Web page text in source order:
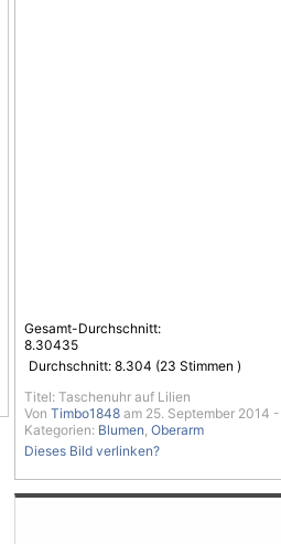
Gesamt-Durchschnitt:
8.30435
Durchschnitt: 8.304 (23 Stimmen )
Titel: Taschenuhr auf Lilien
Von Timbo1848 am 25. September 2014
Kategorien: Blumen, Oberarm
Dieses Bild verlinken?